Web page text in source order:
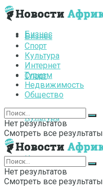
Бизнес
Спорт
Культура
Интернет
Бизнес
Спорт
Культура
Интернет
Туризм
Недвижимость
Общество
Нет результатов
Смотреть все результаты
Нет результатов
Смотреть все результаты